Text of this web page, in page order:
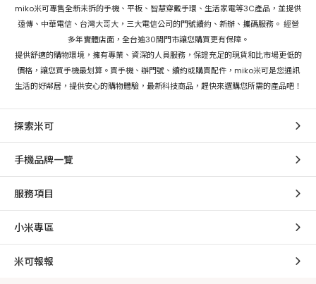
miko米可專售全新未拆的手機、平板、智慧穿戴手環、生活家電等3C產品，並提供
遠傳、中華電信、台灣大哥大，三大電信公司的門號續約、新辦、攜碼服務。 經營
多年實體店面，全台逾30間門市讓您購買更有保障。
提供舒適的購物環境，擁有專業、資深的人員服務，保證充足的現貨和比市場更低的
價格，讓您買手機最划算。買手機、辦門號、續約或購買配件，miko米可是您通訊
生活的好鄰居，提供安心的購物體驗，最新科技商品，趕快來選購您所需的產品吧！
探索米可
手機品牌一覽
服務項目
小米專區
米可報報